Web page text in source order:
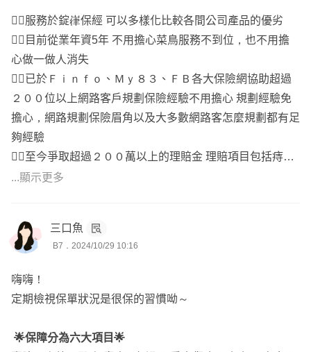
👉🏼服務於錠嵂保經 可以多樣化比較各間公司產品的優劣
👉🏼目前從業年資5年 不用擔心菜鳥服務不到位，也不用擔
心做一做人消失
👉🏼已於Ｆｉｎｆｏ、Ｍｙ８３、ＦＢ各大保險網協助超過
２００位以上網路客戶規劃保險經驗不用擔心 規劃經驗免
擔心，網路規劃保險眉角以及大多數網路客怎麼規劃都有足
夠經驗
👉🏼至今爭取超過２００萬以上的理賠金 理賠項目包括痔
瘡、割包皮、智齒、子宮肌瘤、肛門及直腸相關、扁桃腺手
您的出單方式或加連結的ＬＩＮＥ諮詢保險問題
👉🏼諮詢加完記得給我發個貼圖或訊息～ 避免加完訊息被
擋，建議發個貼圖或網站私訊
...顯示更多
三口魚
B7．2024/10/29 10:16
嗨嗨！
定期檢視保單狀況是很保的習慣呦～
🌟保障分為六大項目🌟